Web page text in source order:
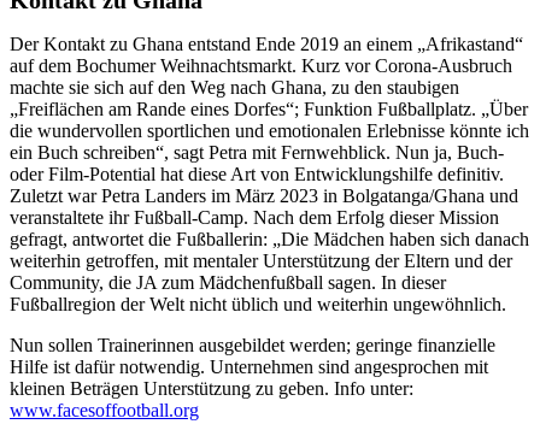
Der Kontakt zu Ghana entstand Ende 2019 an einem „Afrikastand“
auf dem Bochumer Weihnachtsmarkt. Kurz vor Corona-Ausbruch
machte sie sich auf den Weg nach Ghana, zu den staubigen
„Freiflächen am Rande eines Dorfes“; Funktion Fußballplatz. „Über
die wundervollen sportlichen und emotionalen Erlebnisse könnte ich
ein Buch schreiben“, sagt Petra mit Fernwehblick. Nun ja, Buch-
oder Film-Potential hat diese Art von Entwicklungshilfe definitiv.
Zuletzt war Petra Landers im März 2023 in Bolgatanga/Ghana und
veranstaltete ihr Fußball-Camp. Nach dem Erfolg dieser Mission
gefragt, antwortet die Fußballerin: „Die Mädchen haben sich danach
weiterhin getroffen, mit mentaler Unterstützung der Eltern und der
Community, die JA zum Mädchenfußball sagen. In dieser
Fußballregion der Welt nicht üblich und weiterhin ungewöhnlich.
Nun sollen Trainerinnen ausgebildet werden; geringe finanzielle
Hilfe ist dafür notwendig. Unternehmen sind angesprochen mit
kleinen Beträgen Unterstützung zu geben. Info unter:
www.facesoffootball.org